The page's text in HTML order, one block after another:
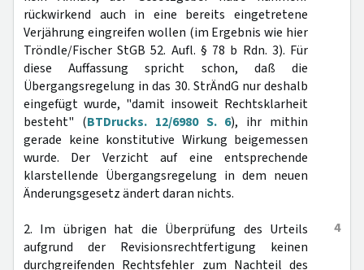
rückwirkend auch in eine bereits eingetretene
Verjährung eingreifen wollen (im Ergebnis wie hier
Tröndle/Fischer StGB 52. Aufl. § 78 b Rdn. 3). Für
diese Auffassung spricht schon, daß die
Übergangsregelung in das 30. StrÄndG nur deshalb
eingefügt wurde, "damit insoweit Rechtsklarheit
besteht" (BTDrucks. 12/6980 S. 6), ihr mithin
gerade keine konstitutive Wirkung beigemessen
wurde. Der Verzicht auf eine entsprechende
klarstellende Übergangsregelung in dem neuen
Änderungsgesetz ändert daran nichts.
4
2. Im übrigen hat die Überprüfung des Urteils
aufgrund der Revisionsrechtfertigung keinen
durchgreifenden Rechtsfehler zum Nachteil des